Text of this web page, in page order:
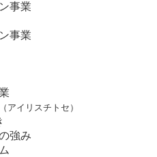
事業
事業
（アイリスチトセ）
強み